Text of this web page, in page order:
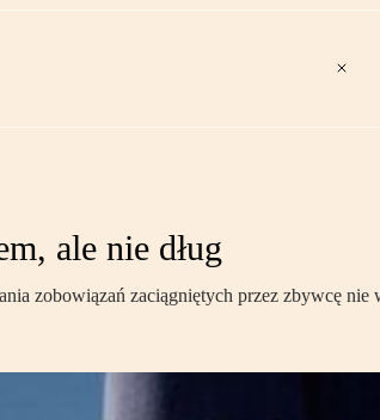
ale nie dług
zobowiązań zaciągniętych przez zbywcę